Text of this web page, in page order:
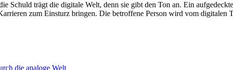
Schuld trägt die digitale Welt, denn sie gibt den Ton an. Ein
zum Einsturz bringen. Die betroffene Person wird vom digitalen
die analoge Welt